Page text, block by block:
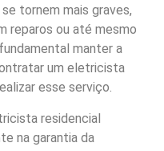
tornem mais graves,
reparos ou até mesmo
manter a
um eletricista
esse serviço.
residencial
na garantia da